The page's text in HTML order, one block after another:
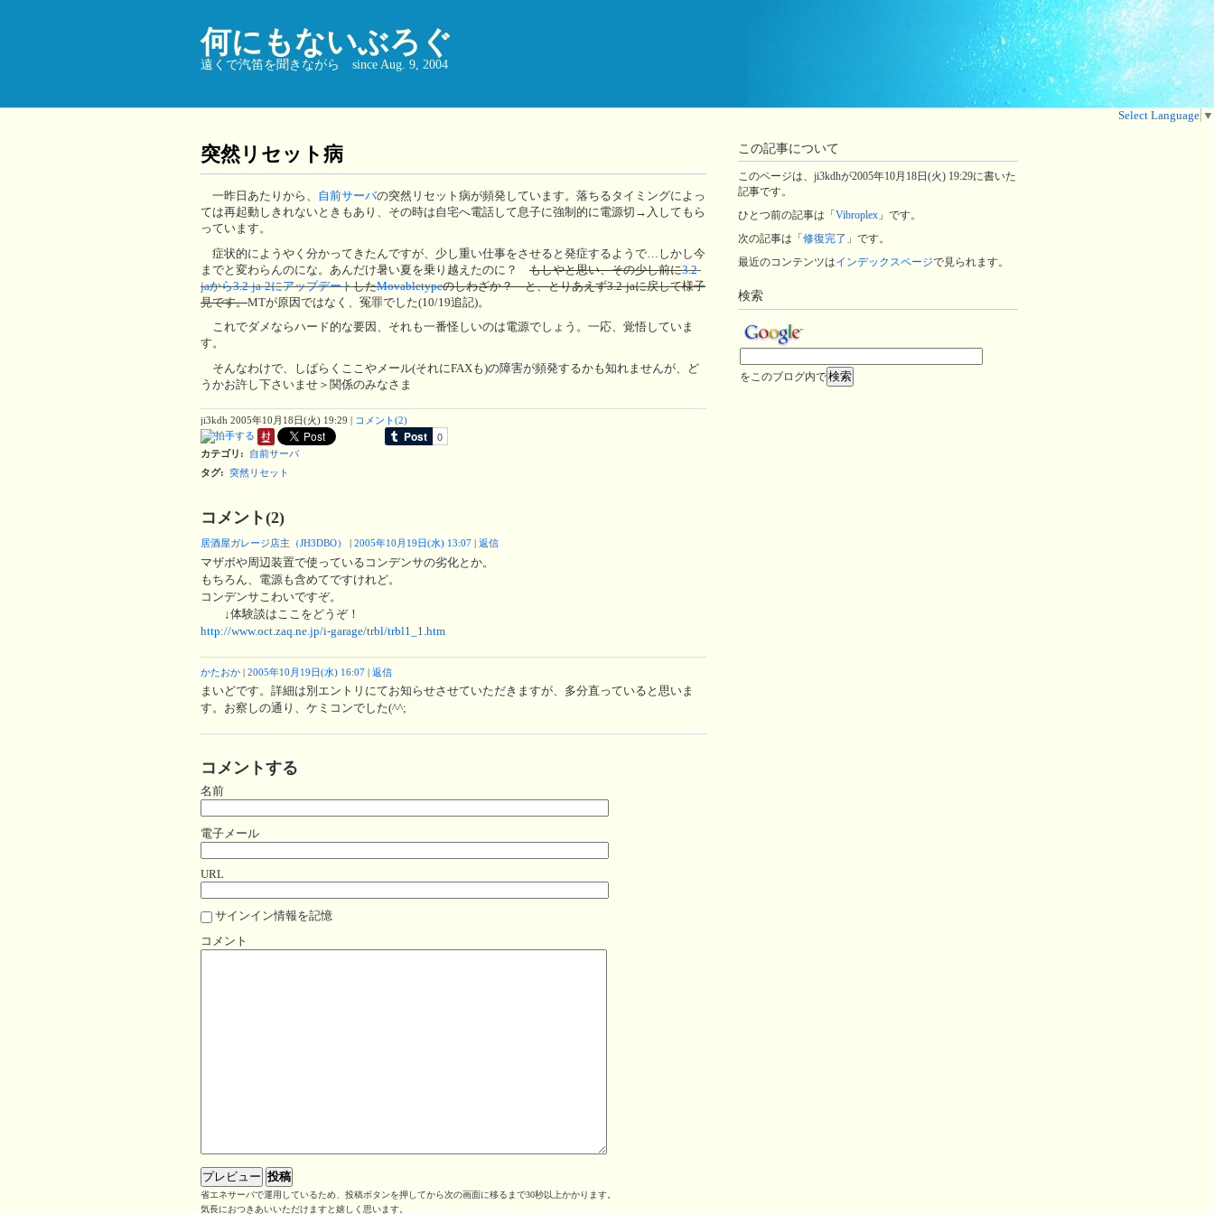
何にもないぶろぐ
遠くで汽笛を聞きながら since Aug. 9, 2004
Select Language ▼
突然リセット病
一昨日あたりから、 自前サーバの突然リセット病が頻発しています。落ちるタイミングによっ
ては再起動しきれないときもあり、その時は自宅へ電話して息子に強制的に電源切→入してもら
っています。
症状的にようやく分かってきたんですが、少し重い仕事をさせると発症するようで…しかし今
までと変わらんのにな。あんだけ暑い夏を乗り越えたのに？ もしやと思い、その少し前に3.2-
jaから3.2-ja-2にアップデートしたMovabletypeのしわざか？ と、とりあえず3.2-jaに戻して様子
見です。MTが原因ではなく、冤罪でした(10/19追記)。
これでダメならハード的な要因、それも一番怪しいのは電源でしょう。一応、覚悟していま
す。
そんなわけで、しばらくここやメール(それにFAXも)の障害が頻発するかも知れませんが、ど
うかお許し下さいませ＞関係のみなさま
ji3kdh 2005年10月18日(火) 19:29 | コメント(2)
カテゴリ :
自前サーバ
タグ: 突然リセット
コメント(2)
居酒屋ガレージ店主（JH3DBO） 2005年10月19日(水) 13:07 返信
マザボや周辺装置で使っているコンデンサの劣化とか。
もちろん、電源も含めてですけれど。
コンデンサこわいですぞ。
↓体験談はここをどうぞ！
http://www.oct.zaq.ne.jp/i-garage/trbl/trbl1_1.htm
かたおか | 2005年10月19日(水) 16:07 | 返信
まいどです。詳細は別エントリにてお知らせさせていただきますが、多分直っていると思いま
す。お察しの通り、ケミコンでした(^^;
コメントする
名前
電子メール
URL
サインイン情報を記憶
コメント
省エネサーバで運用しているため、投稿ボタンを押してから次の画面に移るまで30秒以上かかります。
気長におつきあいいただけますと嬉しく思います。
この記事について
このページは、ji3kdhが2005年10月18日(火) 19:29に書いた
記事です。
ひとつ前の記事は「 Vibroplex 」です。
次の記事は「 修復完了 」です。
最近のコンテンツはインデックスページで見られます。
検索
をこのブログ内で